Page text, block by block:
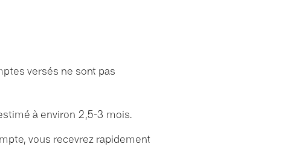
versés ne sont pas
à environ 2,5-3 mois.
vous recevrez rapidement